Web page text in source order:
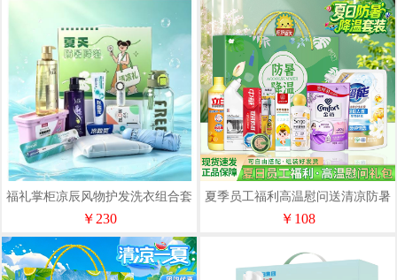
福礼掌柜凉辰风物护发洗衣组合套
装
￥230
夏季员工福利高温慰问送清凉防暑
降温洗护套装礼盒实用活动礼品
￥108